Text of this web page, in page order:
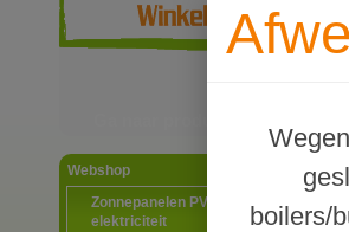
Webshop
Zonnepanelen PV-systemen
elektriciteit
boilers/